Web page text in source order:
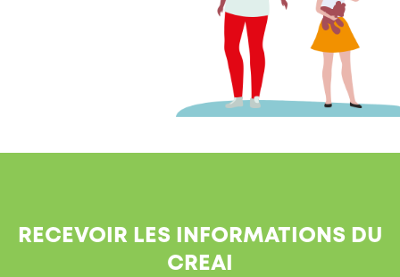
RECEVOIR LES INFORMATIONS DU
CREAI